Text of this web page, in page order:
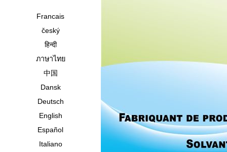
Francais
český
हिन्दी
ภาษาไทย
中国
Dansk
Deutsch
English
Español
Italiano